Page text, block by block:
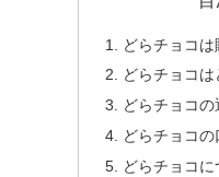
どらチョコは
どらチョコ
どらチョコの
どらチョコの
どらチョコに